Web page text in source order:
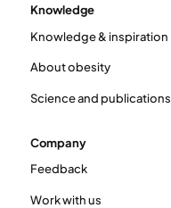
Knowledge
Knowledge & inspiration
About obesity
Science and publications
Company
Feedback
Work with us